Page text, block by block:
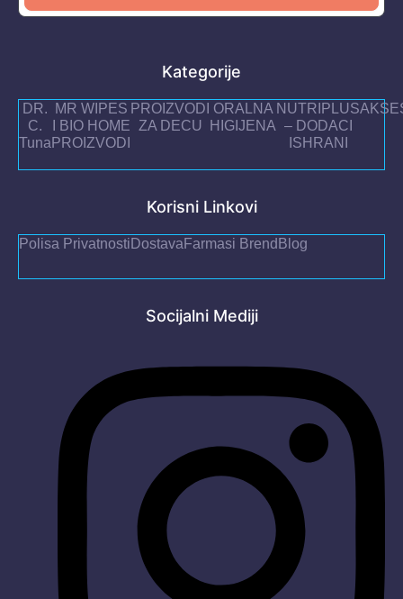
Kategorije
DR.
C.
Tuna
MR WIPES
I BIO HOME
PROIZVODI
PROIZVODI
ZA DECU
ORALNA
HIGIJENA
NUTRIPLUS
– DODACI
ISHRANI
Korisni Linkovi
Polisa Privatnosti Dostava Farmasi Brend Blog
Socijalni Mediji